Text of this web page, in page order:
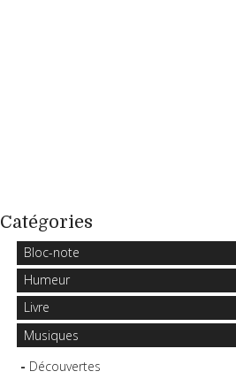
Catégories
Bloc-note
Humeur
Livre
Musiques
Découvertes